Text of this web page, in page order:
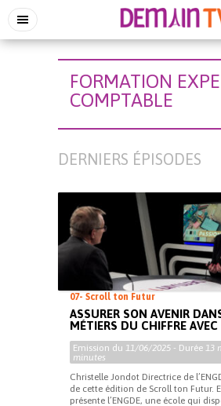
FORMATION
COMPTABLE
DERNIERS ÉPISODES
07- Scroll ton Futur
ASSURER SON AVENIR
MÉTIERS DU CHIFFRE AVEC
Emission du 11/06/2025 - Durée 13
minutes
Christelle Jondot Directrice de
de cette édition de Scroll ton Futur.
présente l’ENGDE, une école qui